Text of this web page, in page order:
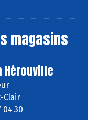
magasins
Hérouville
Clair
04 30